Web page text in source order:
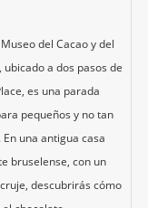
del Cacao y del
ubicado a dos pasos de
es una parada
pequeños y no tan
En una antigua casa
bruselense, con un
descubrirás cómo